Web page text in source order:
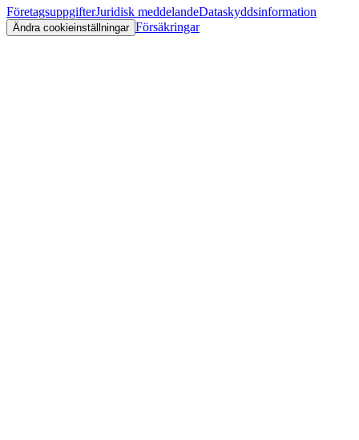
FöretagsuppgifterJuridisk meddelandeDataskyddsinformation
Ändra cookieinställningar Försäkringar